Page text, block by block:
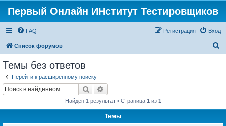
Первый Онлайн ИНститут Тестировщиков
FAQ Вход
Регистрация
Список форумов
Темы без ответов
Перейти к расширенному поиску
Поиск
Найден 1 результат • Страница 1 из 1
Темы